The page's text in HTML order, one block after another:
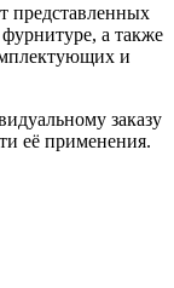
представленных
а также
и
заказу
её применения.